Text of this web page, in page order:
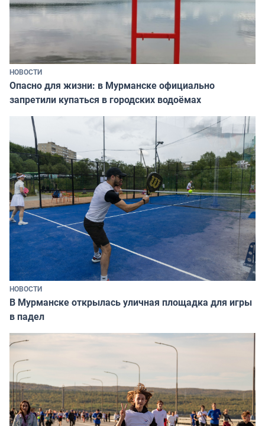
НОВОСТИ
Опасно для жизни: в Мурманске официально
запретили купаться в городских водоёмах
НОВОСТИ
В Мурманске открылась уличная площадка для игры
в падел